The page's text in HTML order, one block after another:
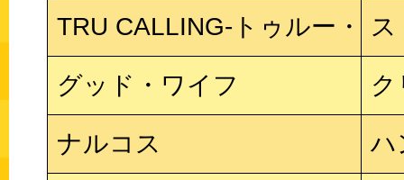
TRU CALLING-トゥルー・コ
グッド・ワイフ
ナルコス ハ